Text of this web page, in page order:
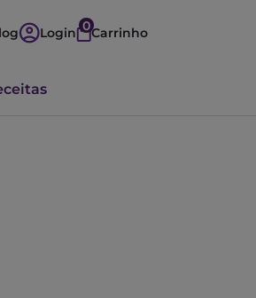
Login 0Carrinho